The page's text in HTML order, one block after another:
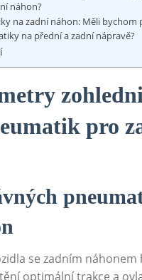
náhon?
na zadní ‍náhon: ​Měli ​bychom
na ‌přední⁣ a zadní nápravě?
pro
se ⁣zadním náhonem‍
optimální ⁢trakce a